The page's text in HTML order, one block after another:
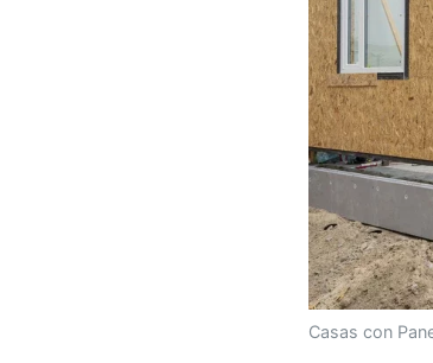
Casas con